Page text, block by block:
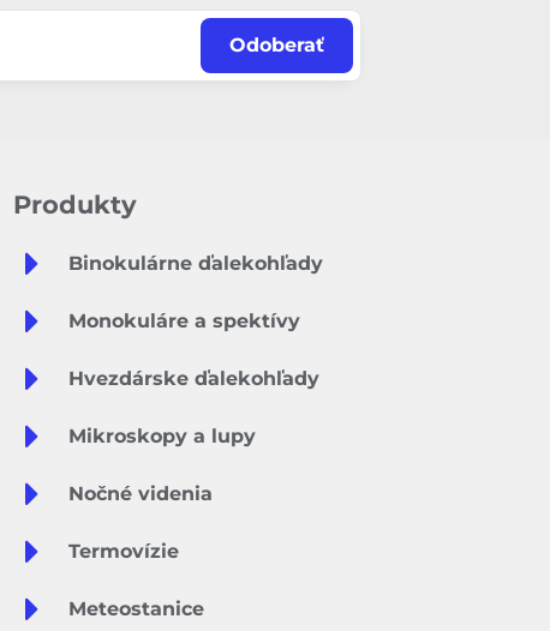
Odoberať
Produkty
Binokulárne ďalekohľady
Monokuláre a spektívy
Hvezdárske ďalekohľady
Mikroskopy a lupy
Nočné videnia
Termovízie
Meteostanice